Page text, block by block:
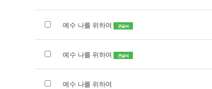
예수 나를 위하여 큰글씨
예수 나를 위하여 큰글씨
예수 나를 위하여